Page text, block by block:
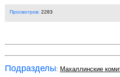
Просмотров: 2283
Подразделы: Махаллинские